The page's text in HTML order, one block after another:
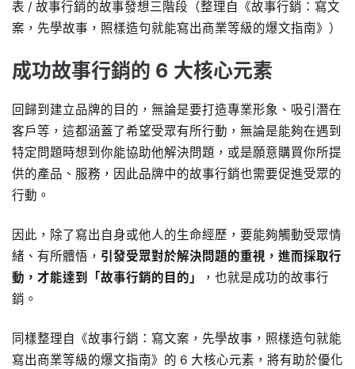
表 / 故事行銷的故事發想三階段（整理自《故事行銷：寫文
案，先學故事，照樣造句就能寫出商業等級的爆文指南》）
成功故事行銷的 6 大核心元素
回歸到建立品牌的目的，無論是要打造專業形象、吸引潛在
客戶等，這都涵蓋了希望受眾有所行動，無論是能夠在遇到
特定問題時想到你能協助他解決問題，或是願意購買你所提
供的產品、服務，因此品牌中的故事行銷也需要促進受眾的
行動。
因此，除了寫出自身或他人的生命經歷，要能夠觸動受眾情
緒、有所體悟， 引發受眾對於解決問題的重視，進而採取行
動，才能達到「故事行銷的目的」
，也就是成功的故事行
銷。
同樣整理自《故事行銷：寫文案，先學故事，照樣造句就能
寫出商業等級的爆文指南》的 6 大核心元素，將有助於優化